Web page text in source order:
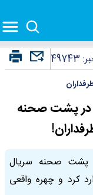
49743
در پشت صحنه
پشت صحنه سریال
کرد و چهره واقعی